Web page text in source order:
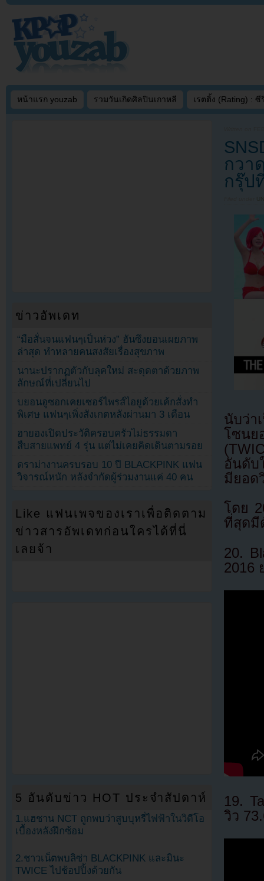
หน้าแรก youzab รวมวันเกิดศิลปินเกาหลี เรตติ้ง (Rating) : ซี
กวา
กรุ๊ป
นับว่า
โซนย
อันดับ
มียอด
โดย
ที่สุดมี
20.
2016
19.
วิว
ข่าวอัพเดท
“มือสั่นจนแฟนๆเป็นห่วง” ฮันซึงยอนเผยภาพ
ล่าสุด ทำหลายคนสงสัยเรื่องสุขภาพ
นานะปรากฏตัวกับลุคใหม่ สะดุดตาด้วยภาพ
ลักษณ์ที่เปลี่ยนไป
บยอนอูซอกเคยเซอร์ไพรส์ไอยูด้วยเค้กสั่งทำ
พิเศษ แฟนๆเพิ่งสังเกตหลังผ่านมา 3 เดือน
ฮายองเปิดประวัติครอบครัวไม่ธรรมดา
สืบสายแพทย์ 4 รุ่น แต่ไม่เคยคิดเดินตามรอย
ดราม่างานครบรอบ 10 ปี BLACKPINK แฟน
วิจารณ์หนัก หลังจำกัดผู้ร่วมงานแค่ 40 คน
Like แฟนเพจของเราเพื่อติดตาม
ข่าวสารอัพเดทก่อนใครได้ที่นี่
เลยจ้า
5 อันดับข่าว HOT ประจำสัปดาห์
1.แฮชาน NCT ถูกพบว่าสูบบุหรี่ไฟฟ้าในวิดีโอ
เบื้องหลังฝึกซ้อม
2.ชาวเน็ตพบลิซ่า BLACKPINK และมินะ
TWICE ไปช้อปปิ้งด้วยกัน